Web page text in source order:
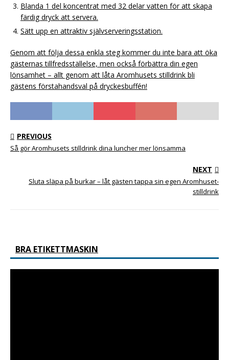
Blanda 1 del koncentrat med 32 delar vatten för att skapa
färdig dryck att servera.
Sätt upp en attraktiv självserveringsstation.
Genom att följa dessa enkla steg kommer du inte bara att öka
gästernas tillfredsställelse, men också förbättra din egen
lönsamhet – allt genom att låta Aromhusets stilldrink bli
gästens förstahandsval på dryckesbuffén!
PREVIOUS
Så gör Aromhusets stilldrink dina luncher mer lönsamma
NEXT
Sluta släpa på burkar – låt gästen tappa sin egen Aromhuset-
stilldrink
BRA ETIKETTMASKIN